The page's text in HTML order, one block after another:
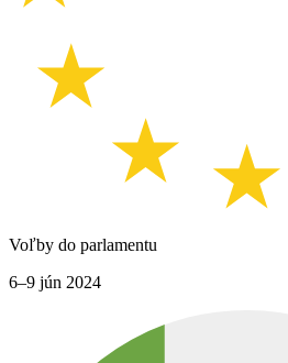
Voľby do parlamentu
6–9 jún 2024